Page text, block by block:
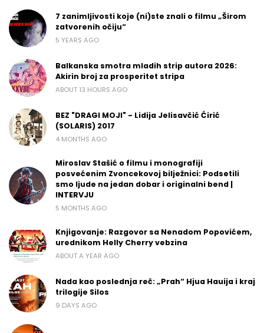
7 zanimljivosti koje (ni)ste znali o filmu „Širom
zatvorenih očiju“
5 YEARS AGO
Balkanska smotra mladih strip autora 2026:
Akirin broj za prosperitet stripa
ABOUT 13 HOURS AGO
BEZ "DRAGI MOJI" - Lidija Jelisavčić Ćirić
(SOLARIS) 2017
4 MONTHS AGO
Miroslav Stašić o filmu i monografiji
posvećenim Zvoncekovoj bilježnici: Podsetili
smo ljude na jedan dobar i originalni bend |
INTERVJU
5 MONTHS AGO
Knjigovanje: Razgovor sa Nenadom Popovićem,
urednikom Helly Cherry vebzina
ABOUT A YEAR AGO
Nada kao poslednja reč: „Prah“ Hjua Hauija i kraj
trilogije Silos
9 DAYS AGO